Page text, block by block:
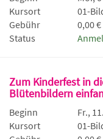
Kursort
01-
Gebühr
0,00 €
Status
Zum Kinderfest in
Blütenbildern
Beginn
Fr.,
Kursort
01-